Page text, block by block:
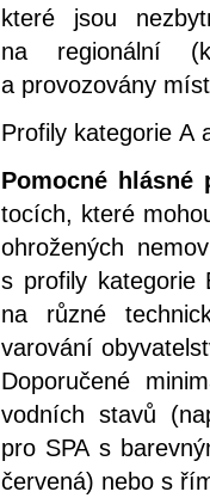
které jsou
na regionální
a provozovány
Profily kategorie A
Pomocné
tocích, které
ohrožených
s profily kategorie
na různé
varování
Doporučené
vodních stavů
pro SPA s
červená) nebo s